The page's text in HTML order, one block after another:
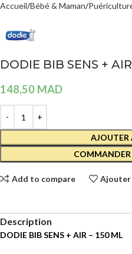
Accueil Bébé & Maman
DODIE BIB SENS +
148,50 MAD
AJOUTER
Add to compare Ajouter
Description
DODIE BIB SENS + AIR – 150 ML